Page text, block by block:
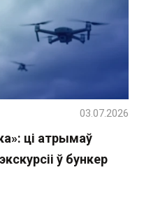
ці атрымаў
ў бункер
03.07.2026